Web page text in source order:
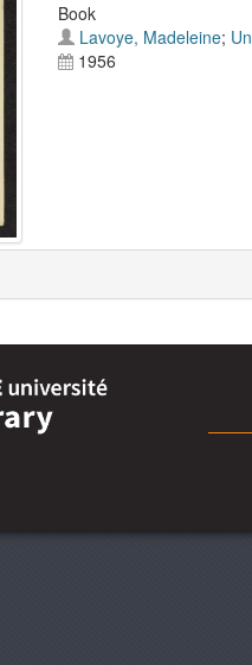
Book
Lavoye, Madeleine;
1956